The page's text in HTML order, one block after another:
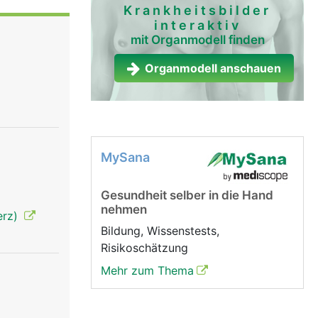
leiten
auf
und die
Krankheitsbilder
interaktiv
mit Organmodell finden
Organmodell anschauen
MySana
Gesundheit selber in die Hand
nehmen
Bildung, Wissenstests,
Risikoschätzung
Mehr zum Thema